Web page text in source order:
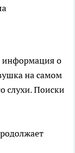
информация о
на самом
слухи. Поиски